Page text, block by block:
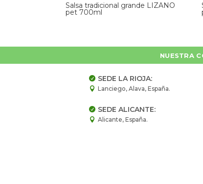
Salsa tradicional grande LIZANO
pet 700ml
NUESTRA
 SEDE LA RIOJA:
 Lanciego, Alava, España.
 SEDE ALICANTE:
 Alicante, España.